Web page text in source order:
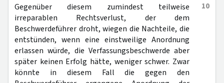
10
Gegenüber diesem zumindest teilweise
irreparablen Rechtsverlust, der dem
Beschwerdeführer droht, wiegen die Nachteile, die
entstünden, wenn eine einstweilige Anordnung
erlassen würde, die Verfassungsbeschwerde aber
später keinen Erfolg hätte, weniger schwer. Zwar
könnte in diesem Fall die gegen den